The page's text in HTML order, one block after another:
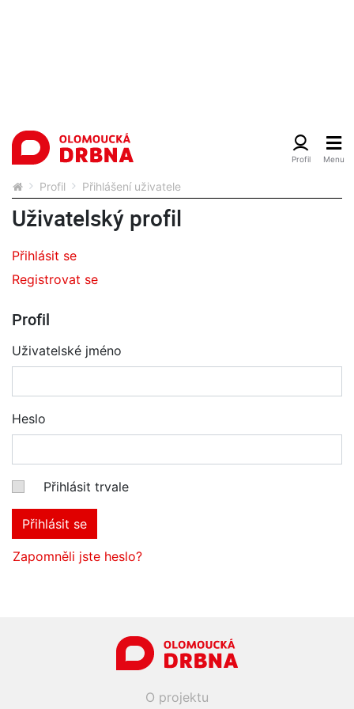
Profil Přihlášení uživatele
Uživatelský profil
Přihlásit se
Registrovat se
Profil
Uživatelské jméno
Heslo
Přihlásit trvale
Přihlásit se
Zapomněli jste heslo?
O projektu